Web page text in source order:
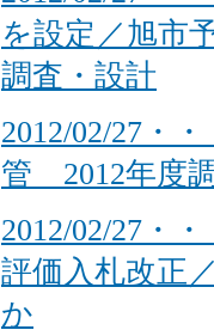
を設定／旭市
調査・設計
2012/02/27・
管 2012年度
2012/02/27・
評価入札改正
か